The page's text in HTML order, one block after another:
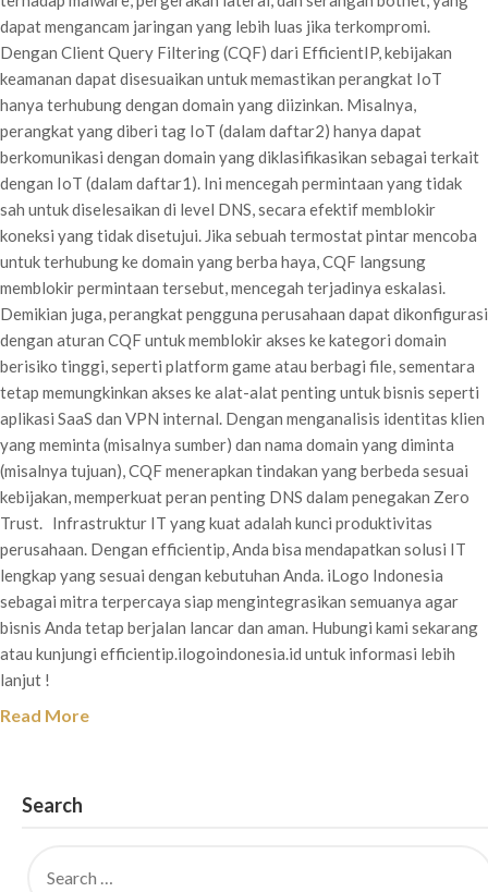
dapat mengancam jaringan yang lebih luas jika terkompromi.
Dengan Client Query Filtering (CQF) dari EfficientIP, kebijakan
keamanan dapat disesuaikan untuk memastikan perangkat IoT
hanya terhubung dengan domain yang diizinkan. Misalnya,
perangkat yang diberi tag IoT (dalam daftar2) hanya dapat
berkomunikasi dengan domain yang diklasifikasikan sebagai terkait
dengan IoT (dalam daftar1). Ini mencegah permintaan yang tidak
sah untuk diselesaikan di level DNS, secara efektif memblokir
koneksi yang tidak disetujui. Jika sebuah termostat pintar mencoba
untuk terhubung ke domain yang berba haya, CQF langsung
memblokir permintaan tersebut, mencegah terjadinya eskalasi.
Demikian juga, perangkat pengguna perusahaan dapat dikonfigurasi
dengan aturan CQF untuk memblokir akses ke kategori domain
berisiko tinggi, seperti platform game atau berbagi file, sementara
tetap memungkinkan akses ke alat-alat penting untuk bisnis seperti
aplikasi SaaS dan VPN internal. Dengan menganalisis identitas klien
yang meminta (misalnya sumber) dan nama domain yang diminta
(misalnya tujuan), CQF menerapkan tindakan yang berbeda sesuai
kebijakan, memperkuat peran penting DNS dalam penegakan Zero
Trust. Infrastruktur IT yang kuat adalah kunci produktivitas
perusahaan. Dengan efficientip, Anda bisa mendapatkan solusi IT
lengkap yang sesuai dengan kebutuhan Anda. iLogo Indonesia
sebagai mitra terpercaya siap mengintegrasikan semuanya agar
bisnis Anda tetap berjalan lancar dan aman. Hubungi kami sekarang
atau kunjungi efficientip.ilogoindonesia.id untuk informasi lebih
lanjut !
Read More
Search